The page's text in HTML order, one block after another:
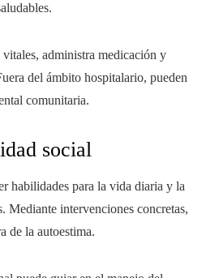
administra medicación y
del ámbito hospitalario, pueden
comunitaria.
social
habilidades para la vida diaria y la
Mediante intervenciones concretas,
de la autoestima.